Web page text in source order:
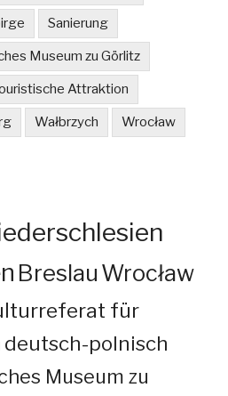
Sanierung
Museum zu Görlitz
Attraktion
Wałbrzych Wrocław
Breslau Wrocław
für
deutsch-polnisch
Museum zu